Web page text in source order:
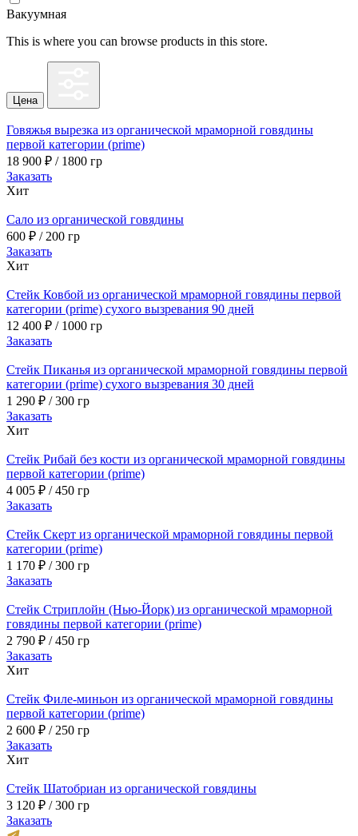
Вакуумная
This is where you can browse products in this store.
Цена
Говяжья вырезка из органической мраморной говядины
первой категории (prime)
18 900 ₽ / 1800 гр
Заказать
Хит
Сало из органической говядины
600 ₽ / 200 гр
Заказать
Хит
Стейк Ковбой из органической мраморной говядины первой
категории (prime) сухого вызревания 90 дней
12 400 ₽ / 1000 гр
Заказать
Стейк Пиканья из органической мраморной говядины первой
категории (prime) сухого вызревания 30 дней
1 290 ₽ / 300 гр
Заказать
Хит
Стейк Рибай без кости из органической мраморной говядины
первой категории (prime)
4 005 ₽ / 450 гр
Заказать
Стейк Скерт из органической мраморной говядины первой
категории (prime)
1 170 ₽ / 300 гр
Заказать
Стейк Стриплойн (Нью-Йорк) из органической мраморной
говядины первой категории (prime)
2 790 ₽ / 450 гр
Заказать
Хит
Стейк Филе-миньон из органической мраморной говядины
первой категории (prime)
2 600 ₽ / 250 гр
Заказать
Хит
Стейк Шатобриан из органической говядины
3 120 ₽ / 300 гр
Заказать